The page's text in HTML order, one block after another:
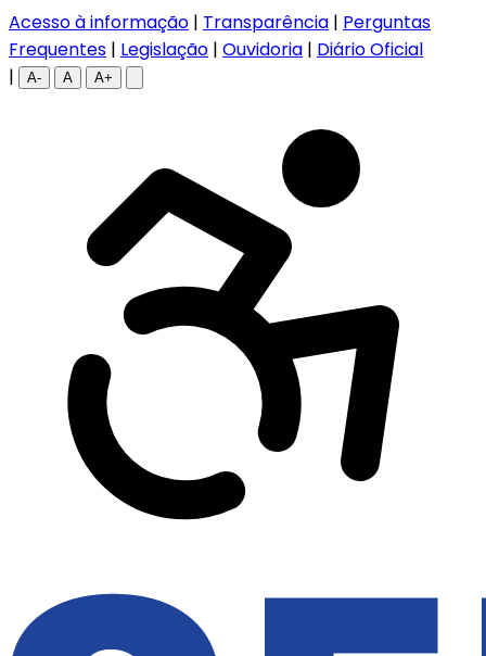
Acesso à informação | Transparência | Perguntas
Frequentes | Legislação | Ouvidoria | Diário Oficial
|
A- A A+